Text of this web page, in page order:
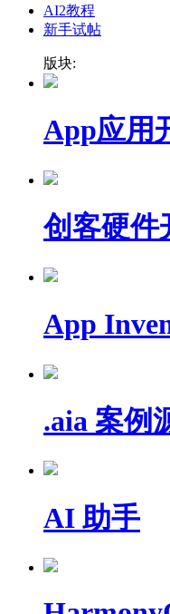
AI2教程
新手试帖
版块:
App应用
创客硬件
App
.aia 案例
AI 助手